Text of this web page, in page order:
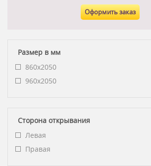
Оформить заказ
Размер в мм
860x2050
960x2050
Сторона открывания
Левая
Правая